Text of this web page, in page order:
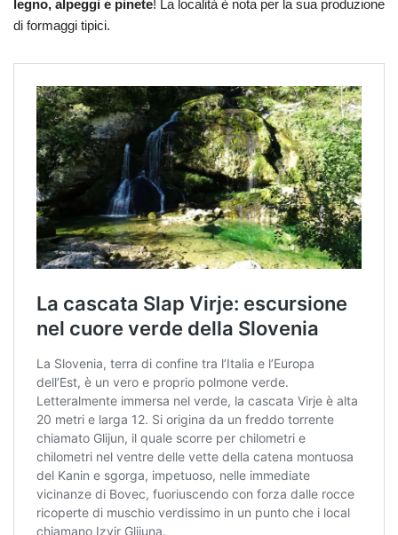
legno, alpeggi e pinete! La località è nota per la sua produzione
di formaggi tipici.